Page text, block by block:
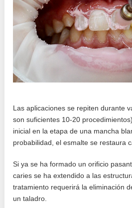
Las aplicaciones se repiten durante
son suficientes 10-20
inicial en la etapa de una mancha
probabilidad, el esmalte se restaura
Si ya se ha formado un orificio
caries se ha extendido a las
tratamiento requerirá la eliminación
un taladro.